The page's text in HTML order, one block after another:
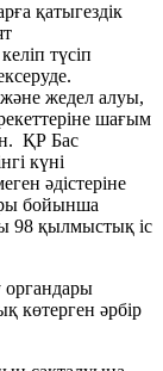
қатыгездік
түсіп
және жедел алуы,
шағым
ҚР Бас
күні
әдістеріне
бойынша
98 қылмыстық іс
органдары
көтерген әрбір